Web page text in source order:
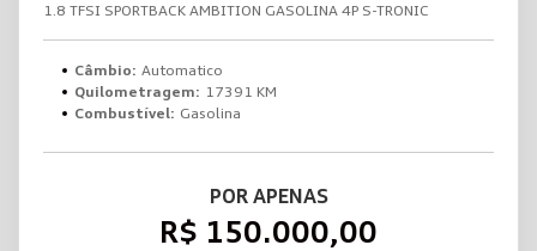
1.8 TFSI SPORTBACK AMBITION GASOLINA 4P S-TRONIC
Câmbio: Automatico
Quilometragem: 17391 KM
Combustível: Gasolina
POR APENAS
R$ 150.000,00